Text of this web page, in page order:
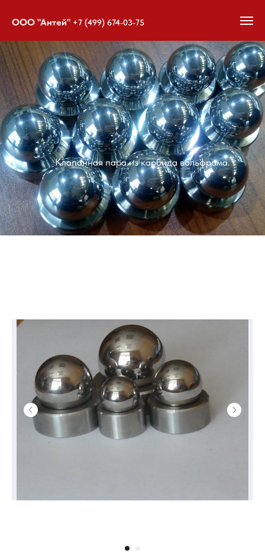
ООО "Антей" +7 (499) 674-03-75
Клапанная пара из карбида вольфрама.